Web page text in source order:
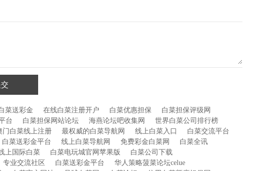
菜送彩金 在线白菜注册开户 白菜优惠担保
白菜担保评级网
台 白菜担保网站论坛 海燕论坛吧收集网
世界白菜公司排行榜
门白菜线上注册 最权威的白菜导航网 线上白菜入口
白菜交流平台
白菜送彩金平台 线上白菜导航网 免费彩金白菜网
白菜全讯
上国际白菜 白菜电玩城官网苹果版
白菜公司下载
专业交流社区 白菜送彩金平台
华人策略菠菜论坛celue